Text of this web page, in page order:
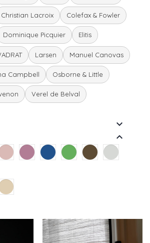
Christian Lacroix Colefax & Fowler
Dominique Picquier Elitis
Larsen Manuel Canovas
Campbell Osborne & Little
Verel de Belval

